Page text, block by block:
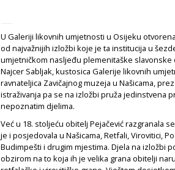
U Galeriji likovnih umjetnosti u Osijeku
od najvažnijih izložbi koje je ta institucija u
umjetničkom nasljeđu plemenitaške slavonske
Najcer Sabljak, kustosica Galerije likovnih
ravnateljica Zavičajnog muzeja u Našicama,
istraživanja pa se na izložbi pruža jedinstvena
nepoznatim djelima.
Već u 18. stoljeću obitelj Pejačević razgranala
je i posjedovala u Našicama, Retfali, Virovitici,
Budimpešti i drugim mjestima. Djela na izložbi
obzirom na to koja ih je velika grana obitelji